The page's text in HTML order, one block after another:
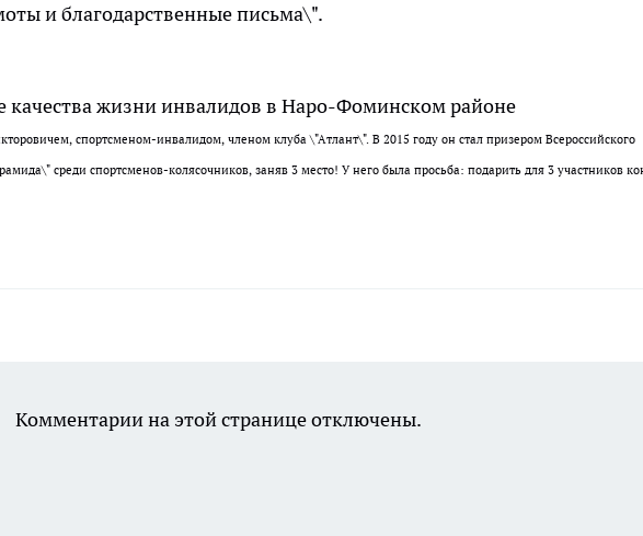
и благодарственные письма\".
спортсменом-инвалидом, членом клуба \"Атлант\". В 2015 году он стал призером Всероссийского
среди спортсменов-колясочников, заняв 3 место! У него была просьба: подарить для 3 участников
Комментарии на этой странице отключены.